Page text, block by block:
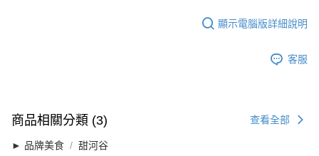
顯示電腦版詳細說明
客服
商品相關分類 (3) 查看全部
► 品牌美食 甜河谷